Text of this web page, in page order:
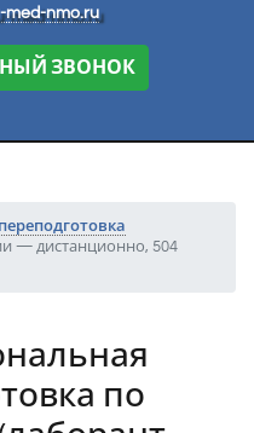
med-nmo.ru
ЗВОНОК
— дистанционно, 504
по